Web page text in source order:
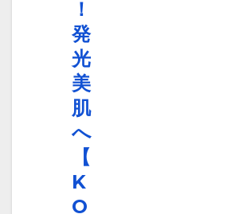
！
発
光
美
肌
へ
【
K
O